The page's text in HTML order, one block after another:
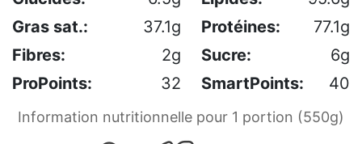
Gras sat.:
37.1g Protéines:
77.1g
Fibres:
2g Sucre:
6g
ProPoints:
32 SmartPoints: 40
Information nutritionnelle pour 1 portion (550g)